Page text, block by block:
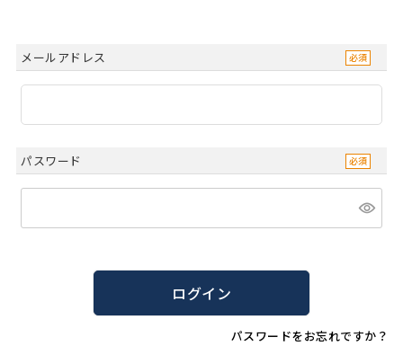
メールアドレス
パスワード
ログイン
パスワードをお忘れですか？